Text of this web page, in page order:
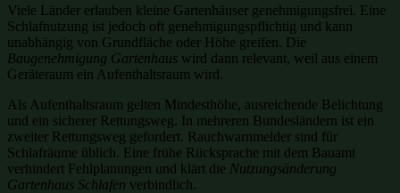
Viele Länder erlauben kleine Gartenhäuser genehmigungsfrei. Eine
Schlafnutzung ist jedoch oft genehmigungspflichtig und kann
unabhängig von Grundfläche oder Höhe greifen. Die
Baugenehmigung Gartenhaus wird dann relevant, weil aus einem
Geräteraum ein Aufenthaltsraum wird.
Als Aufenthaltsraum gelten Mindesthöhe, ausreichende Belichtung
und ein sicherer Rettungsweg. In mehreren Bundesländern ist ein
zweiter Rettungsweg gefordert. Rauchwarnmelder sind für
Schlafräume üblich. Eine frühe Rücksprache mit dem Bauamt
verhindert Fehlplanungen und klärt die Nutzungsänderung
Gartenhaus Schlafen verbindlich.